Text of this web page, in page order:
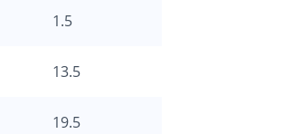
1.5
13.5
19.5